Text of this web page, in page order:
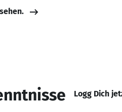
Logg Dich